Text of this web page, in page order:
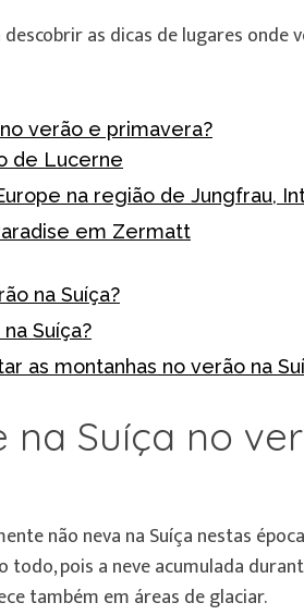
as dicas de lugares onde
verão e primavera?
de Lucerne
na região de Jungfrau,
em Zermatt
na Suíça?
Suíça?
as montanhas no verão na
na Suíça no
não neva na Suíça nestas
todo, pois a neve acumulada
também em áreas de glaciar.